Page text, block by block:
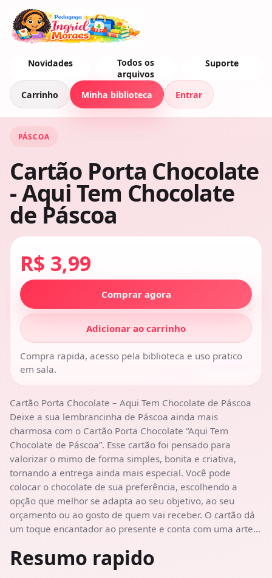
Novidades
Todos os
arquivos
Suporte
Carrinho Minha biblioteca Entrar
PÁSCOA
Cartão Porta Chocolate
- Aqui Tem Chocolate
de Páscoa
R$ 3,99
Comprar agora
Adicionar ao carrinho
Compra rapida, acesso pela biblioteca e uso pratico
em sala.
Cartão Porta Chocolate – Aqui Tem Chocolate de Páscoa
Deixe a sua lembrancinha de Páscoa ainda mais
charmosa com o Cartão Porta Chocolate “Aqui Tem
Chocolate de Páscoa”. Esse cartão foi pensado para
valorizar o mimo de forma simples, bonita e criativa,
tornando a entrega ainda mais especial. Você pode
colocar o chocolate de sua preferência, escolhendo a
opção que melhor se adapta ao seu objetivo, ao seu
orçamento ou ao gosto de quem vai receber. O cartão dá
um toque encantador ao presente e conta com uma arte...
Resumo rapido